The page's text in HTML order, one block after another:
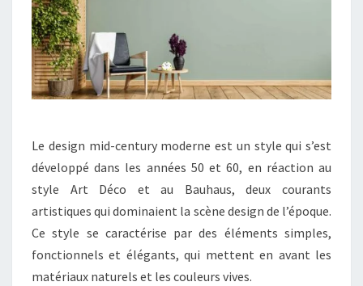
Le design mid-century moderne est un style qui s’est
développé dans les années 50 et 60, en réaction au
style Art Déco et au Bauhaus, deux courants
artistiques qui dominaient la scène design de l’époque.
Ce style se caractérise par des éléments simples,
fonctionnels et élégants, qui mettent en avant les
matériaux naturels et les couleurs vives.